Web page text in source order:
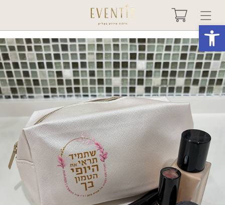
פתח סרגל נגישות
בחר אירוע +
אודות
טיפים ורעיונות
שאלות ותשובות
גלריות